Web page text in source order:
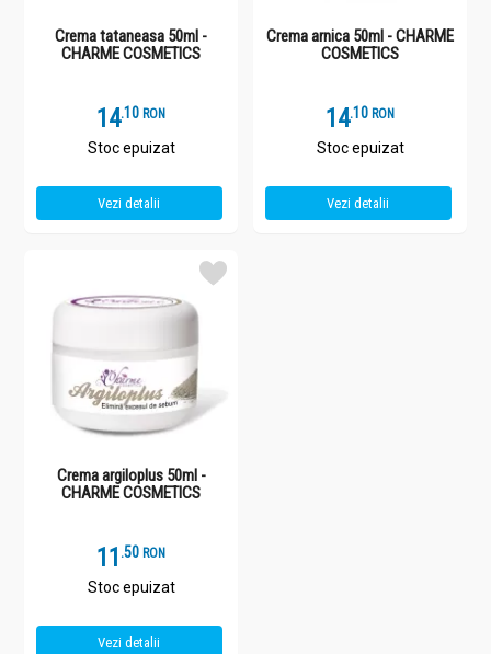
Crema tataneasa 50ml -
CHARME COSMETICS
14.1 RON
Stoc epuizat
Vezi detalii
Crema arnica 50ml - CHARME
COSMETICS
14.1 RON
Stoc epuizat
Vezi detalii
Crema argiloplus 50ml -
CHARME COSMETICS
11 .5 RON
Stoc epuizat
Vezi detalii